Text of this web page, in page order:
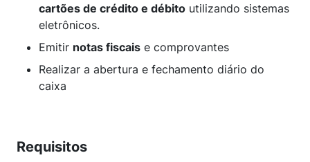
cartões de crédito e débito utilizando sistemas
eletrônicos.
Emitir notas fiscais e comprovantes
Realizar a abertura e fechamento diário do
caixa
Requisitos